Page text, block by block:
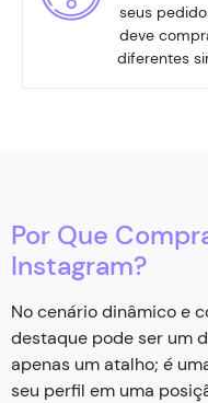
seus
deve
diferentes
Por Que
Instagram?
No cenário dinâmico e
destaque pode ser um
apenas um atalho; é
seu perfil em uma